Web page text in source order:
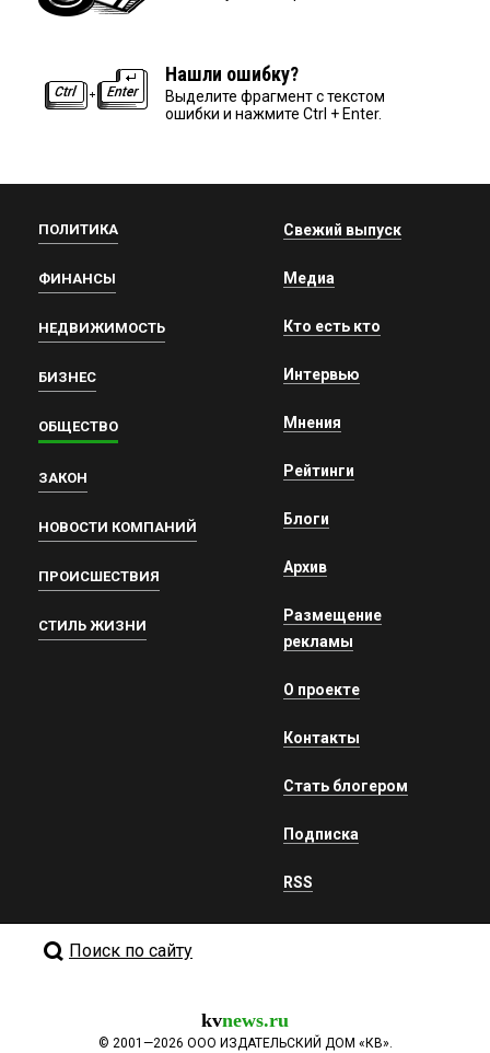
Нашли ошибку?
Выделите фрагмент с текстом
ошибки и нажмите Ctrl + Enter.
ПОЛИТИКА
ФИНАНСЫ
НЕДВИЖИМОСТЬ
БИЗНЕС
ОБЩЕСТВО
ЗАКОН
НОВОСТИ КОМПАНИЙ
ПРОИСШЕСТВИЯ
СТИЛЬ ЖИЗНИ
Свежий выпуск
Медиа
Кто есть кто
Интервью
Мнения
Рейтинги
Блоги
Архив
Размещение
рекламы
О проекте
Контакты
Стать блогером
Подписка
RSS
Поиск по сайту
kvnews.ru
© 2001—2026 ООО ИЗДАТЕЛЬСКИЙ ДОМ «КВ».